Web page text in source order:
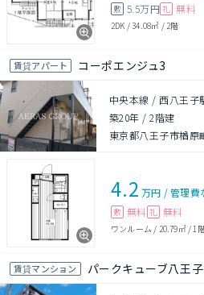
敷 5.5万円 礼 無料
2DK /34.08㎡ / 2階
賃貸アパート コーポエンジュ3
中央本線 / 西八王子
築20年 /2階建
東京都八王子市楢原
4.2 万円 /管理費
敷 無料 礼 無料
ワンルーム / 20.79㎡/ 1
賃貸マンション パークキューブ八王子